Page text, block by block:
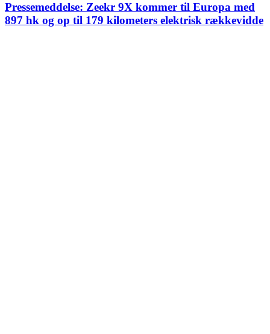
Pressemeddelse: Zeekr 9X kommer til Europa med
897 hk og op til 179 kilometers elektrisk rækkevidde